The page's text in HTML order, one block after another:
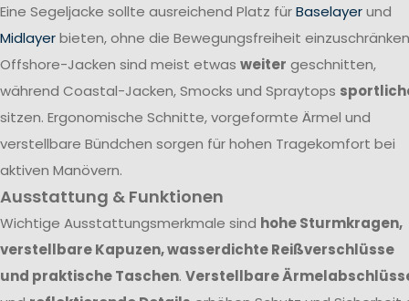
Eine Segeljacke sollte ausreichend Platz fürBaselayerund
Midlayerbieten, ohne die Bewegungsfreiheit
Offshore-Jacken sind meist etwas weiter geschnitten,
während Coastal-Jacken, Smocks und Spraytops
sitzen. Ergonomische Schnitte, vorgeformte Ärmel und
verstellbare Bündchen sorgen für hohen Tragekomfort bei
aktiven Manövern.
Ausstattung & Funktionen
Wichtige Ausstattungsmerkmale sind hohe Sturmkragen,
verstellbare Kapuzen, wasserdichte Reißverschlüsse
und praktische Taschen. Verstellbare